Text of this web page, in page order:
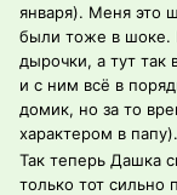
января). Меня это
были тоже в шоке.
дырочки, а тут
и с ним всё в
домик, но за то
характером в папу).
Так теперь Дашка
только тот сильно